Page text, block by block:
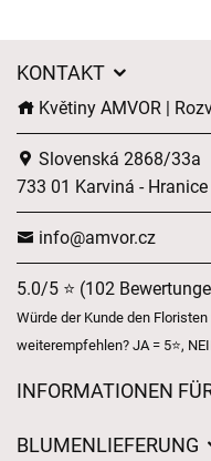
KONTAKT
Květiny AMVOR |
Slovenská 2868/33a
733 01 Karviná - Hranice
info@amvor.cz
5.0/5 ⭐ (102
Würde der Kunde den
weiterempfehlen? JA = 5⭐,
INFORMATIONEN
BLUMENLIEFERUNG